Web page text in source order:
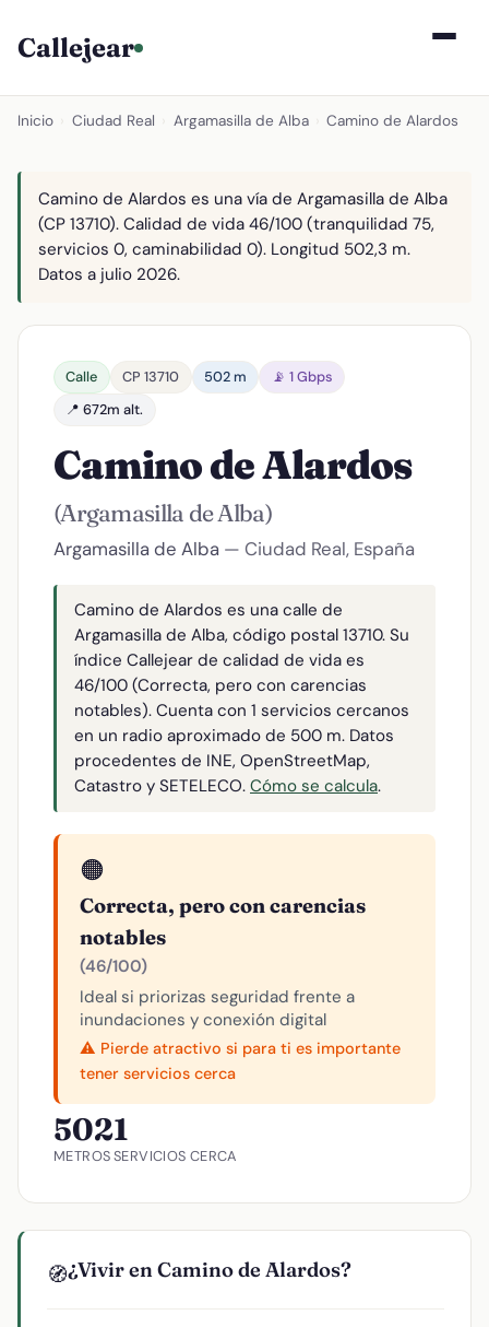
Callejear
Inicio Ciudad Real Argamasilla de Alba Camino de Alardos
Camino de Alardos es una vía de Argamasilla de Alba
(CP 13710). Calidad de vida 46/100 (tranquilidad 75,
servicios 0, caminabilidad 0). Longitud 502,3 m.
Datos a julio 2026.
Calle CP 13710 502 m
📡 1 Gbps
📍 672m alt.
Camino de Alardos
(Argamasilla de Alba)
Argamasilla de Alba — Ciudad Real, España
Camino de Alardos es una calle de
Argamasilla de Alba, código postal 13710. Su
índice Callejear de calidad de vida es
46/100 (Correcta, pero con carencias
notables). Cuenta con 1 servicios cercanos
en un radio aproximado de 500 m. Datos
procedentes de INE, OpenStreetMap,
Catastro y SETELECO. Cómo se calcula.
🟠
Correcta, pero con carencias
notables
(46/100)
Ideal si priorizas seguridad frente a
inundaciones y conexión digital
⚠️ Pierde atractivo si para ti es importante
tener servicios cerca
502
METROS
1
SERVICIOS CERCA
🧭¿Vivir en Camino de Alardos?